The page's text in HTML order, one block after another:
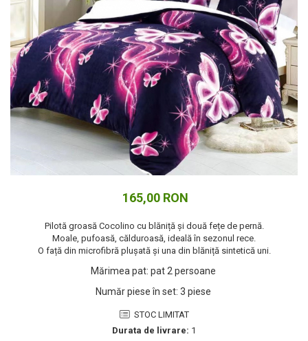
Cuverturi bumbac
Cuverturi catifea
Huse de protecție
Huse de protectie pat finet
Huse de protecție scaun
Prosoape
Prosoape de baie
Electrocasnice
Cântare electronice
165,00 RON
Pilotă groasă Cocolino cu blăniță și două fețe de pernă.
Moale, pufoasă, călduroasă, ideală în sezonul rece.
O față din microfibră plușată și una din blăniță sintetică uni.
Mărimea pat: pat 2 persoane
Număr piese în set: 3 piese
STOC LIMITAT
Durata de livrare: 1